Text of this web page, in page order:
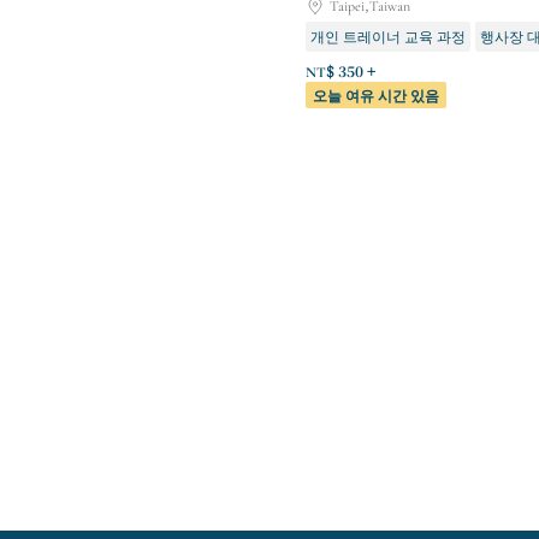
Taipei,Taiwan
개인 트레이너 교육 과정
행사장
NT$ 350 +
오늘 여유 시간 있음